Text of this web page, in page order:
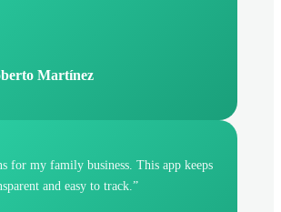
Martínez
for my family business. This app keeps
and easy to track.”